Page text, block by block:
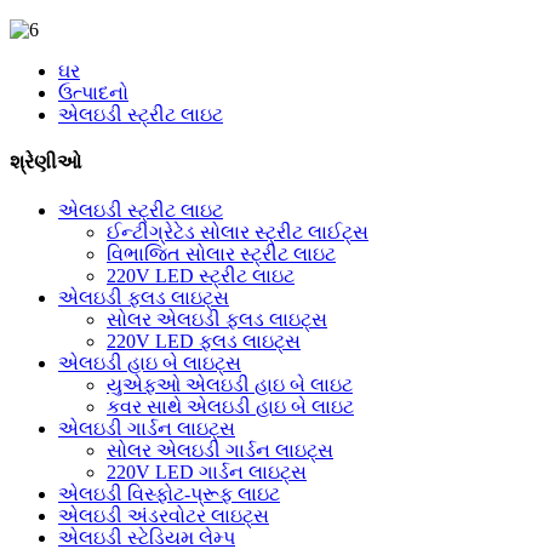
ઘર
ઉત્પાદનો
એલઇડી સ્ટ્રીટ લાઇટ
શ્રેણીઓ
એલઇડી સ્ટ્રીટ લાઇટ
ઈન્ટીગ્રેટેડ સોલાર સ્ટ્રીટ લાઈટ્સ
વિભાજિત સોલાર સ્ટ્રીટ લાઇટ
220V LED સ્ટ્રીટ લાઇટ
એલઇડી ફ્લડ લાઇટ્સ
સોલર એલઇડી ફ્લડ લાઇટ્સ
220V LED ફ્લડ લાઇટ્સ
એલઇડી હાઇ બે લાઇટ્સ
યુએફઓ એલઇડી હાઇ બે લાઇટ
કવર સાથે એલઇડી હાઇ બે લાઇટ
એલઇડી ગાર્ડન લાઇટ્સ
સોલર એલઇડી ગાર્ડન લાઇટ્સ
220V LED ગાર્ડન લાઇટ્સ
એલઇડી વિસ્ફોટ-પ્રૂફ લાઇટ
એલઇડી અંડરવોટર લાઇટ્સ
એલઇડી સ્ટેડિયમ લેમ્પ